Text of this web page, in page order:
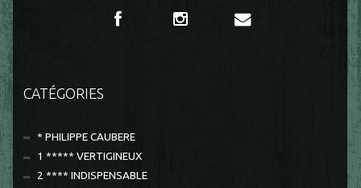
CATÉGORIES
* PHILIPPE CAUBERE
1 ***** VERTIGINEUX
2 **** INDISPENSABLE